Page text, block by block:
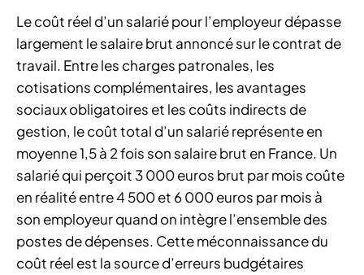
Le coût réel d’un salarié pour l’employeur dépasse
largement le salaire brut annoncé sur le contrat de
travail. Entre les charges patronales, les
cotisations complémentaires, les avantages
sociaux obligatoires et les coûts indirects de
gestion, le coût total d’un salarié représente en
moyenne 1,5 à 2 fois son salaire brut en France. Un
salarié qui perçoit 3 000 euros brut par mois coûte
en réalité entre 4 500 et 6 000 euros par mois à
son employeur quand on intègre l’ensemble des
postes de dépenses. Cette méconnaissance du
coût réel est la source d’erreurs budgétaires